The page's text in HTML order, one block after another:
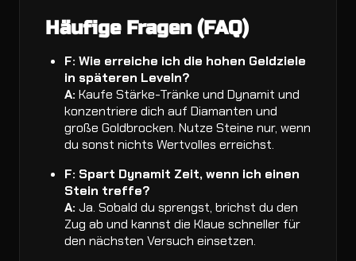
Häufige Fragen (FAQ)
F: Wie erreiche ich die hohen Geldziele
in späteren Leveln?
A: Kaufe Stärke-Tränke und Dynamit und
konzentriere dich auf Diamanten und
große Goldbrocken. Nutze Steine nur, wenn
du sonst nichts Wertvolles erreichst.
F: Spart Dynamit Zeit, wenn ich einen
Stein treffe?
A: Ja. Sobald du sprengst, brichst du den
Zug ab und kannst die Klaue schneller für
den nächsten Versuch einsetzen.